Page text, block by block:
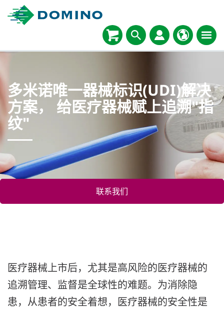
多米诺唯一器械标识(UDI)解决
方案， 给医疗器械赋上追溯"指
纹"
联系我们
医疗器械上市后，尤其是高风险的医疗器械的
追溯管理、监督是全球性的难题。为消除隐
患，从患者的安全着想，医疗器械的安全性是